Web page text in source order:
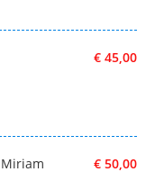
€ 45,00
€ 50,00